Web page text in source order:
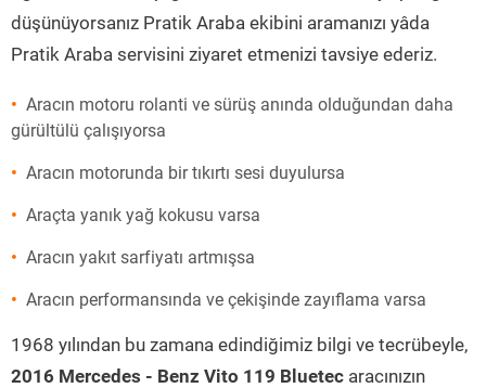
düşünüyorsanız Pratik Araba ekibini aramanızı yâda
Pratik Araba servisini ziyaret etmenizi tavsiye ederiz.
Aracın motoru rolanti ve sürüş anında olduğundan daha
gürültülü çalışıyorsa
Aracın motorunda bir tıkırtı sesi duyulursa
Araçta yanık yağ kokusu varsa
Aracın yakıt sarfiyatı artmışsa
Aracın performansında ve çekişinde zayıflama varsa
1968 yılından bu zamana edindiğimiz bilgi ve tecrübeyle,
2016 Mercedes - Benz Vito 119 Bluetec aracınızın